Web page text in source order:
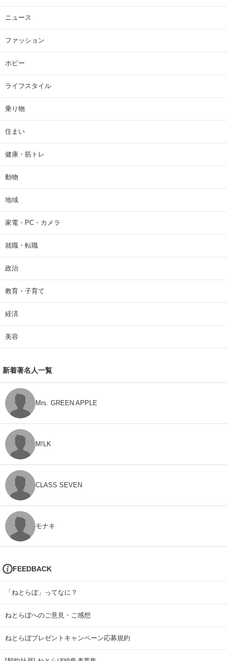
ニュース
ファッション
ホビー
ライフスタイル
乗り物
住まい
健康・筋トレ
動物
地域
家電・PC・カメラ
就職・転職
政治
教育・子育て
経済
美容
新着著名人一覧
Mrs. GREEN APPLE
M!LK
CLASS SEVEN
モナキ
FEEDBACK
「ねとらぼ」ってなに？
ねとらぼへのご意見・ご感想
ねとらぼプレゼントキャンペーン応募規約